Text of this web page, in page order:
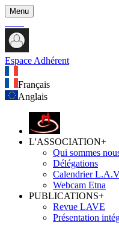
Menu
Espace Adhérent
Français
Anglais
L'ASSOCIATION+
Qui sommes
Délégations
Calendrier
Webcam Etna
PUBLICATIONS+
Revue LAVE
Présentation